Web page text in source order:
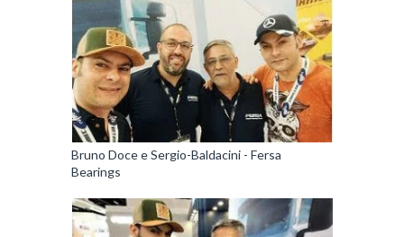
Bruno Doce e Sergio-Baldacini - Fersa
Bearings